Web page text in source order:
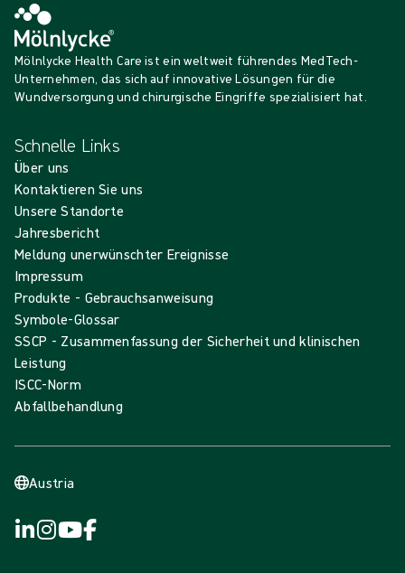
Mölnlycke Health Care ist ein weltweit führendes MedTech-
Unternehmen, das sich auf innovative Lösungen für die
Wundversorgung und chirurgische Eingriffe spezialisiert hat.
Schnelle Links
Über uns
Kontaktieren Sie uns
Unsere Standorte
Jahresbericht
Meldung unerwünschter Ereignisse
Impressum
Produkte - Gebrauchsanweisung
Symbole-Glossar
SSCP - Zusammenfassung der Sicherheit und klinischen
Leistung
ISCC-Norm
Abfallbehandlung
Austria